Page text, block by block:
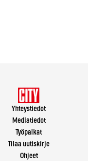
Yhteystiedot
Mediatiedot
Työpaikat
Tilaa uutiskirje
Ohjeet